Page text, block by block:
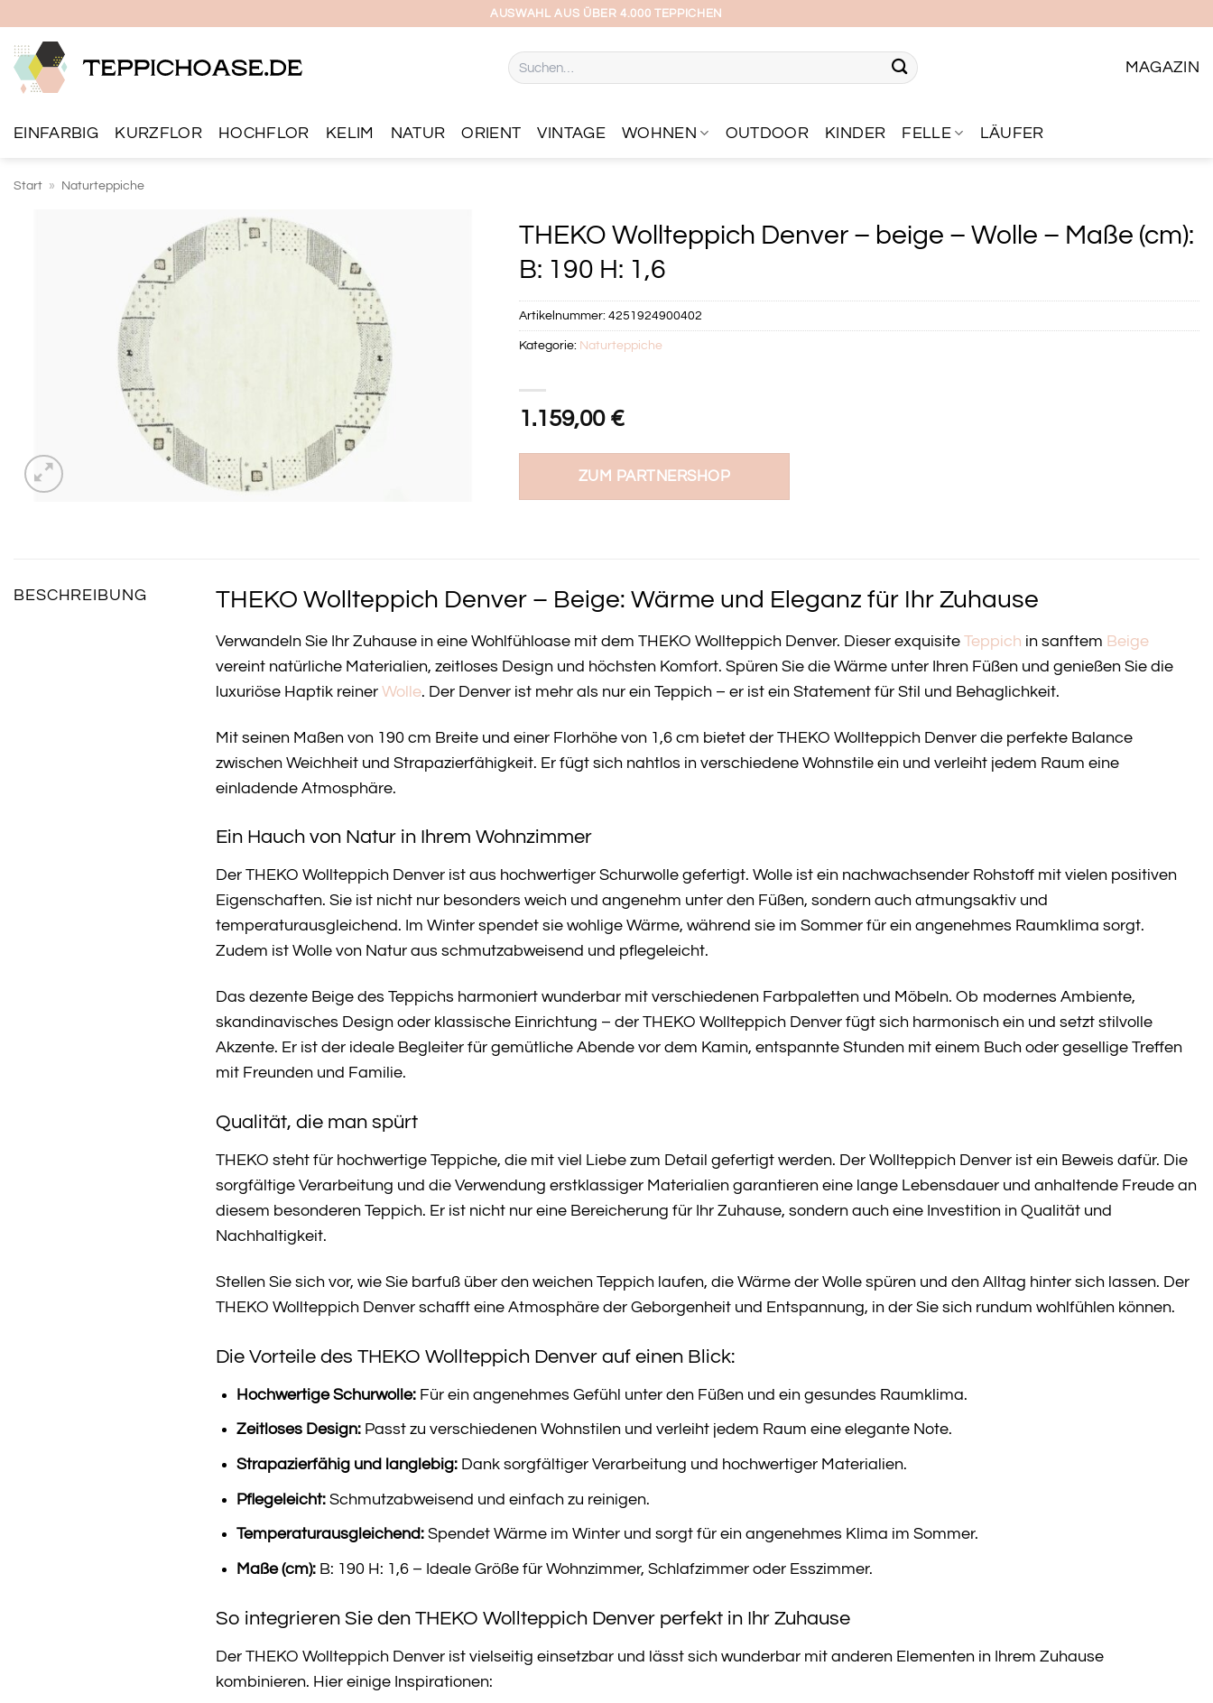
springen
AUSWAHL AUS ÜBER 4.000 TEPPICHEN
Suchen
nach:
MAGAZIN
EINFARBIG KURZFLOR HOCHFLOR KELIM NATUR ORIENT VINTAGE WOHNEN OUTDOOR KINDER FELLE LÄUFER
Start » Naturteppiche
THEKO Wollteppich Denver – beige – Wolle – Maße (cm):
B: 190 H: 1,6
1.159,00 €
ZUM PARTNERSHOP
Artikelnummer: 4251924900402
Kategorie: Naturteppiche
BESCHREIBUNG THEKO Wollteppich Denver – Beige: Wärme und Eleganz für Ihr Zuhause
Verwandeln Sie Ihr Zuhause in eine Wohlfühloase mit dem THEKO Wollteppich Denver. Dieser exquisite Teppich in sanftem Beige
vereint natürliche Materialien, zeitloses Design und höchsten Komfort. Spüren Sie die Wärme unter Ihren Füßen und genießen Sie die
luxuriöse Haptik reiner Wolle. Der Denver ist mehr als nur ein Teppich – er ist ein Statement für Stil und Behaglichkeit.
Mit seinen Maßen von 190 cm Breite und einer Florhöhe von 1,6 cm bietet der THEKO Wollteppich Denver die perfekte Balance
zwischen Weichheit und Strapazierfähigkeit. Er fügt sich nahtlos in verschiedene Wohnstile ein und verleiht jedem Raum eine
einladende Atmosphäre.
Ein Hauch von Natur in Ihrem Wohnzimmer
Der THEKO Wollteppich Denver ist aus hochwertiger Schurwolle gefertigt. Wolle ist ein nachwachsender Rohstoff mit vielen positiven
Eigenschaften. Sie ist nicht nur besonders weich und angenehm unter den Füßen, sondern auch atmungsaktiv und
temperaturausgleichend. Im Winter spendet sie wohlige Wärme, während sie im Sommer für ein angenehmes Raumklima sorgt.
Zudem ist Wolle von Natur aus schmutzabweisend und pflegeleicht.
Das dezente Beige des Teppichs harmoniert wunderbar mit verschiedenen Farbpaletten und Möbeln. Ob modernes Ambiente,
skandinavisches Design oder klassische Einrichtung – der THEKO Wollteppich Denver fügt sich harmonisch ein und setzt stilvolle
Akzente. Er ist der ideale Begleiter für gemütliche Abende vor dem Kamin, entspannte Stunden mit einem Buch oder gesellige Treffen
mit Freunden und Familie.
Qualität, die man spürt
THEKO steht für hochwertige Teppiche, die mit viel Liebe zum Detail gefertigt werden. Der Wollteppich Denver ist ein Beweis dafür. Die
sorgfältige Verarbeitung und die Verwendung erstklassiger Materialien garantieren eine lange Lebensdauer und anhaltende Freude an
diesem besonderen Teppich. Er ist nicht nur eine Bereicherung für Ihr Zuhause, sondern auch eine Investition in Qualität und
Nachhaltigkeit.
Stellen Sie sich vor, wie Sie barfuß über den weichen Teppich laufen, die Wärme der Wolle spüren und den Alltag hinter sich lassen. Der
THEKO Wollteppich Denver schafft eine Atmosphäre der Geborgenheit und Entspannung, in der Sie sich rundum wohlfühlen können.
Die Vorteile des THEKO Wollteppich Denver auf einen Blick:
Hochwertige Schurwolle:Für ein angenehmes Gefühl unter den Füßen und ein gesundes Raumklima.
Zeitloses Design:Passt zu verschiedenen Wohnstilen und verleiht jedem Raum eine elegante Note.
Strapazierfähig und langlebig:Dank sorgfältiger Verarbeitung und hochwertiger Materialien.
Pflegeleicht:Schmutzabweisend und einfach zu reinigen.
Temperaturausgleichend:Spendet Wärme im Winter und sorgt für ein angenehmes Klima im Sommer.
Maße (cm):B: 190 H: 1,6 – Ideale Größe für Wohnzimmer, Schlafzimmer oder Esszimmer.
So integrieren Sie den THEKO Wollteppich Denver perfekt in Ihr Zuhause
Der THEKO Wollteppich Denver ist vielseitig einsetzbar und lässt sich wunderbar mit anderen Elementen in Ihrem Zuhause
kombinieren. Hier einige Inspirationen: